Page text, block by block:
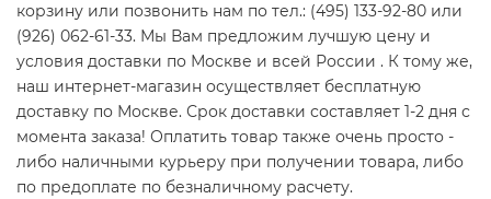
корзину или позвонить нам по тел.: (495) 133-92-80 или
(926) 062-61-33. Мы Вам предложим лучшую цену и
условия доставки по Москве и всей России . К тому же,
наш интернет-магазин осуществляет бесплатную
доставку по Москве. Срок доставки составляет 1-2 дня с
момента заказа! Оплатить товар также очень просто -
либо наличными курьеру при получении товара, либо
по предоплате по безналичному расчету.